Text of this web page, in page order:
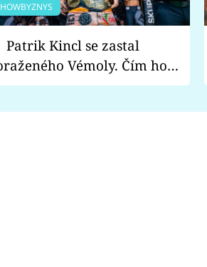
Vémoly. Čím ho
naštvali?